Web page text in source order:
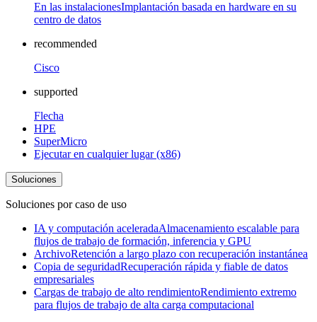
En las instalacionesImplantación basada en hardware en su
centro de datos
recommended
Cisco
supported
Flecha
HPE
SuperMicro
Ejecutar en cualquier lugar (x86)
Soluciones
Soluciones por caso de uso
IA y computación aceleradaAlmacenamiento escalable para
flujos de trabajo de formación, inferencia y GPU
ArchivoRetención a largo plazo con recuperación instantánea
Copia de seguridadRecuperación rápida y fiable de datos
empresariales
Cargas de trabajo de alto rendimientoRendimiento extremo
para flujos de trabajo de alta carga computacional